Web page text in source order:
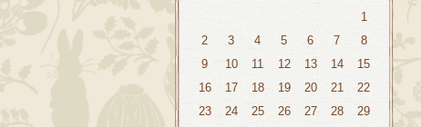
1
2
3 4 5 6 7
8
9
10 11 12 13 14
15
16
17 18 19 20 21
22
23
24 25 26 27 28
29